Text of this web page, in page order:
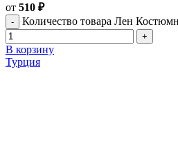
от 510 ₽
Количество товара Лен
В корзину
Турция